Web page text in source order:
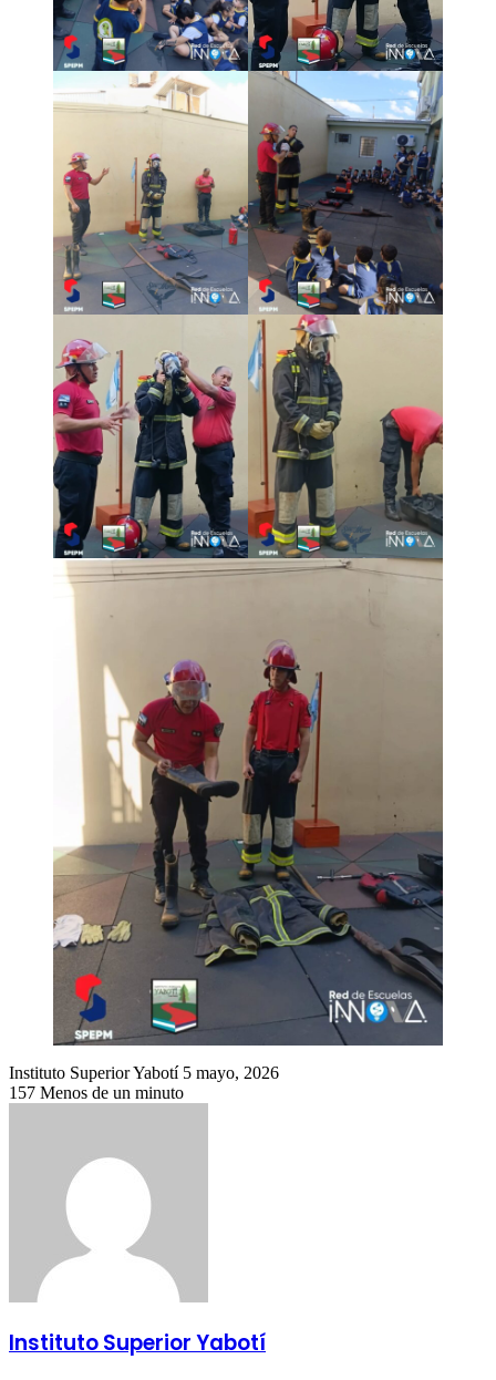
Instituto Superior Yabotí Send
an
5 mayo, 2026
157 Menos de un minuto
Instituto Superior Yabotí